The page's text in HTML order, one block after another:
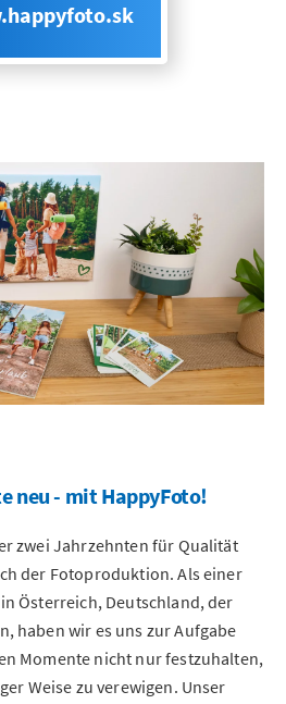
neu - mit HappyFoto!
zwei Jahrzehnten für Qualität
der Fotoproduktion. Als einer
Österreich, Deutschland, der
haben wir es uns zur Aufgabe
Momente nicht nur festzuhalten,
Weise zu verewigen. Unser